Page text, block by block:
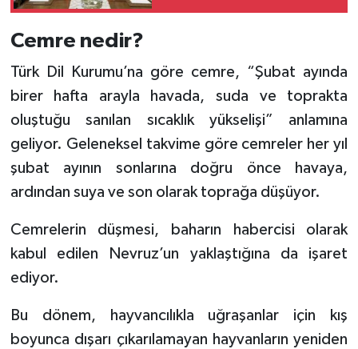
Cemre nedir?
Türk Dil Kurumu’na göre cemre, “Şubat ayında
birer hafta arayla havada, suda ve toprakta
oluştuğu sanılan sıcaklık yükselişi” anlamına
geliyor. Geleneksel takvime göre cemreler her yıl
şubat ayının sonlarına doğru önce havaya,
ardından suya ve son olarak toprağa düşüyor.
Cemrelerin düşmesi, baharın habercisi olarak
kabul edilen Nevruz’un yaklaştığına da işaret
ediyor.
Bu dönem, hayvancılıkla uğraşanlar için kış
boyunca dışarı çıkarılamayan hayvanların yeniden